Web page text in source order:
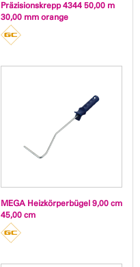
Präzisionskrepp 4344 50,00 m
30,00 mm orange
MEGA Heizkörperbügel 9,00 cm
45,00 cm